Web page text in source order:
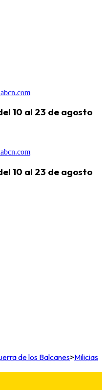
10 al 23 de agosto
10 al 23 de agosto
de los Balcanes>Milicias